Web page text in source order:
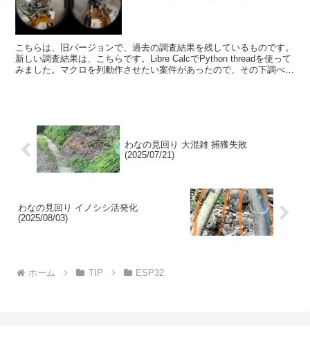
こちらは、旧バージョンで、過去の調査結果を残しているものです。
新しい調査結果は、こちらです。Libre CalcでPython threadを使って
みました。マクロを列動作させたい案件があったので、その下調べを
わなの見回り 大混雑 捕獲失敗
(2025/07/21)
わなの見回り イノシシ活発化
(2025/08/03)
ホーム TIP ESP32